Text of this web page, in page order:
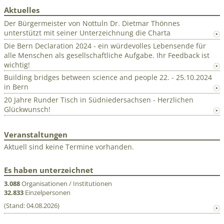
Aktuelles
Der Bürgermeister von Nottuln Dr. Dietmar Thönnes
unterstützt mit seiner Unterzeichnung die Charta
Die Bern Declaration 2024 - ein würdevolles Lebensende für
alle Menschen als gesellschaftliche Aufgabe. Ihr Feedback ist
wichtig!
Building bridges between science and people 22. - 25.10.2024
in Bern
20 Jahre Runder Tisch in Südniedersachsen - Herzlichen
Glückwunsch!
Veranstaltungen
Aktuell sind keine Termine vorhanden.
Es haben unterzeichnet
3.088Organisationen / Institutionen
32.833 Einzelpersonen
(Stand: 04.08.2026)